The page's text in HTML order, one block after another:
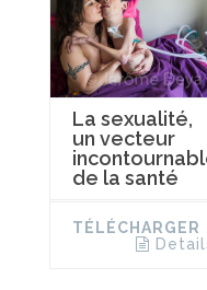
La sexualité,
un vecteur
de la santé
TÉLÉCHARGER